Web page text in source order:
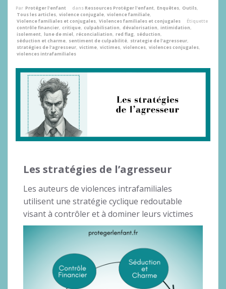
Par Protéger l'enfant dansRessources Protéger l'enfant, Enquêtes, Outils,
Tous les articles, violence conjugale, violence familiale,
Violence familiales et conjugales, Violences familiales et conjugales
Étiquette
contrôle financier, critique, culpabilisation, dévalorisation, intimidation,
isolement, lune de miel, réconcialiation, red flag, séduction,
séduction et charme, sentiment de culpabilité, strategie de l'agresseur,
stratégies de l'agresseur, victime, victimes, violences, violences conjugales,
violences intrafamiliales
Les stratégies de l’agresseur
Les auteurs de violences intrafamiliales
utilisent une stratégie cyclique redoutable
visant à contrôler et à dominer leurs victimes